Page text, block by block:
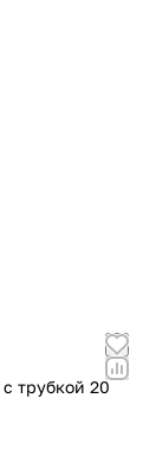
трубкой 20